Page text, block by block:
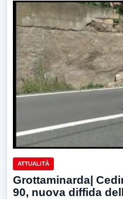
ATTUALITÀ
Grottaminarda|
90, nuova diffida